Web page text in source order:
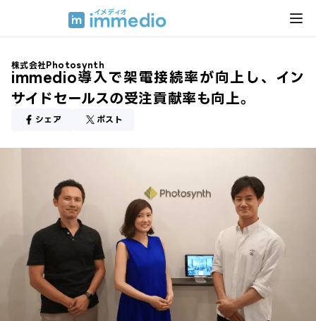
株式会社Photosynth
immedio導入で架電接続率が向上し、 イン
サイドセールスの受注貢献率も向上。
シェア ポスト